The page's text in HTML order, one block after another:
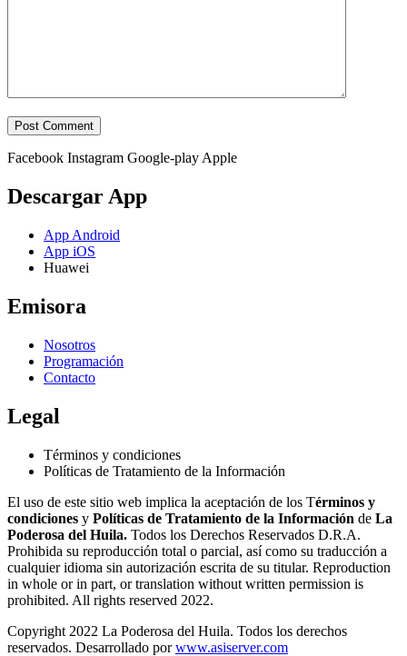
Facebook Instagram Google-play Apple
Descargar App
App Android
App iOS
Huawei
Emisora
Nosotros
Programación
Contacto
Legal
Términos y condiciones
Políticas de Tratamiento de la Información
El uso de este sitio web implica la aceptación de los Términos y
condiciones y Políticas de Tratamiento de la Información de La
Poderosa del Huila. Todos los Derechos Reservados D.R.A.
Prohibida su reproducción total o parcial, así como su traducción a
cualquier idioma sin autorización escrita de su titular. Reproduction
in whole or in part, or translation without written permission is
prohibited. All rights reserved 2022.
Copyright 2022 La Poderosa del Huila. Todos los derechos
reservados. Desarrollado porwww.asiserver.com